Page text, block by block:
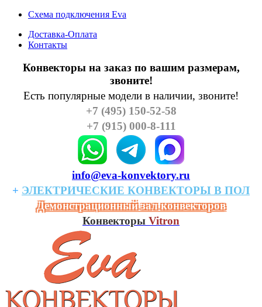
Схема подключения Eva
Доставка-Оплата
Контакты
Конвекторы на заказ по вашим размерам,
звоните!
Есть популярные модели в наличии, звоните!
+7 (495) 150-52-58
+7 (915) 000-8-111
info@eva-konvektory.ru
+ ЭЛЕКТРИЧЕСКИЕ КОHВЕКТОРЫ В ПОЛ
Демонстрационный зал конвекторов
Конвекторы Vitron